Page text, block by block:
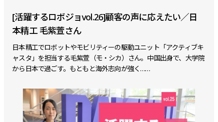
[活躍するロボジョvol.26]顧客の声に応えたい／日
本精工 毛紫萱さん
日本精工でロボットやモビリティーの駆動ユニット「アクティブキ
ャスタ」を担当する毛紫萱（モ・シカ）さん。中国出身で、大学院
から日本で過ごす。もともと海外志向が強く……